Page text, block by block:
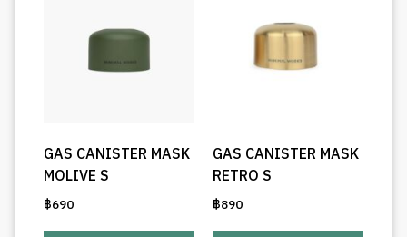
GAS CANISTER MASK
MOLIVE S
฿690
GAS CANISTER MASK
RETRO S
฿890